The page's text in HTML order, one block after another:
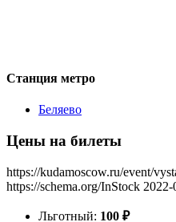
Станция метро
Беляево
Цены на билеты
https://kudamoscow.ru/event/
https://schema.org/InStock
Льготный: 100 ₽